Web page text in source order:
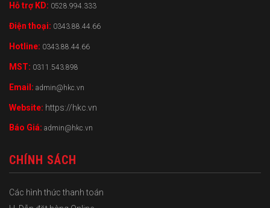
Hỗ trợ KD: 0528.994.333
Điện thoại: 0343.88.44.66
Hotline: 0343.88.44.66
MST: 0311.543.898
Email: admin@hkc.vn
Website: https://hkc.vn
Báo Giá: admin@hkc.vn
CHÍNH SÁCH
Các hình thức thanh toán